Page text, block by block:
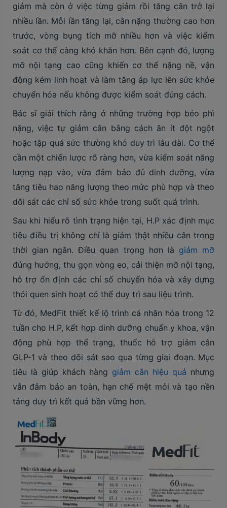
giảm mà còn ở việc từng giảm rồi tăng cân trở lại
nhiều lần. Mỗi lần tăng lại, cân nặng thường cao hơn
trước, vòng bụng tích mỡ nhiều hơn và việc kiểm
soát cơ thể càng khó khăn hơn. Bên cạnh đó, lượng
mỡ nội tạng cao cũng khiến cơ thể nặng nề, vận
động kém linh hoạt và làm tăng áp lực lên sức khỏe
chuyển hóa nếu không được kiểm soát đúng cách.
Bác sĩ giải thích rằng ở những trường hợp béo phì
nặng, việc tự giảm cân bằng cách ăn ít đột ngột
hoặc tập quá sức thường khó duy trì lâu dài. Cơ thể
cần một chiến lược rõ ràng hơn, vừa kiểm soát năng
lượng nạp vào, vừa đảm bảo đủ dinh dưỡng, vừa
tăng tiêu hao năng lượng theo mức phù hợp và theo
dõi sát các chỉ số sức khỏe trong suốt quá trình.
Sau khi hiểu rõ tình trạng hiện tại, H.P xác định mục
tiêu điều trị không chỉ là giảm thật nhiều cân trong
thời gian ngắn. Điều quan trọng hơn là giảm mỡ
đúng hướng, thu gọn vòng eo, cải thiện mỡ nội tạng,
hỗ trợ ổn định các chỉ số chuyển hóa và xây dựng
thói quen sinh hoạt có thể duy trì sau liệu trình.
Từ đó, MedFit thiết kế lộ trình cá nhân hóa trong 12
tuần cho H.P, kết hợp dinh dưỡng chuẩn y khoa, vận
động phù hợp thể trạng, thuốc hỗ trợ giảm cân
GLP-1 và theo dõi sát sao qua từng giai đoạn. Mục
tiêu là giúp khách hàng giảm cân hiệu quả nhưng
vẫn đảm bảo an toàn, hạn chế mệt mỏi và tạo nền
tảng duy trì kết quả bền vững hơn.